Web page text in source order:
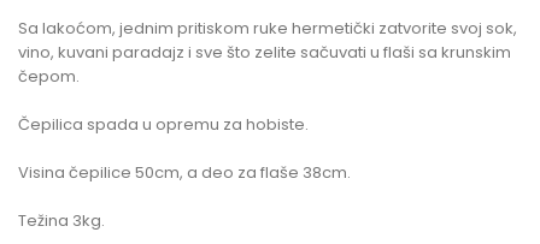
Sa lakoćom, jednim pritiskom ruke hermetički zatvorite svoj sok,
vino, kuvani paradajz i sve što zelite sačuvati u flaši sa krunskim
čepom.
Čepilica spada u opremu za hobiste.
Visina čepilice 50cm, a deo za flaše 38cm.
Težina 3kg.